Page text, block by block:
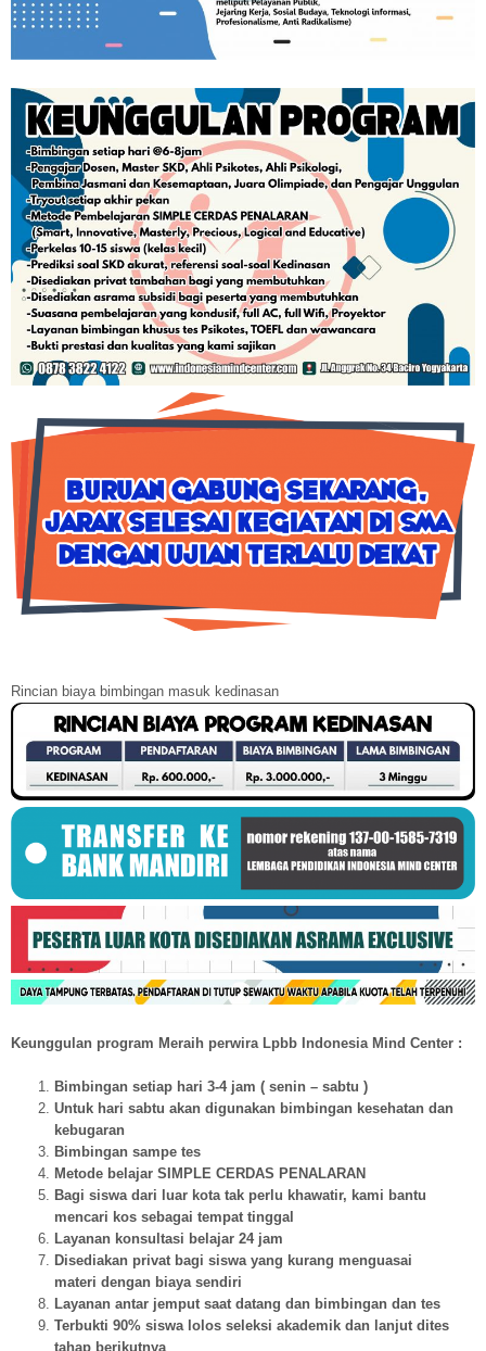
Rincian biaya bimbingan masuk kedinasan
Keunggulan program Meraih perwira Lpbb Indonesia Mind Center :
Bimbingan setiap hari 3-4 jam ( senin – sabtu )
Untuk hari sabtu akan digunakan bimbingan kesehatan dan
kebugaran
Bimbingan sampe tes
Metode belajar SIMPLE CERDAS PENALARAN
Bagi siswa dari luar kota tak perlu khawatir, kami bantu
mencari kos sebagai tempat tinggal
Layanan konsultasi belajar 24 jam
Disediakan privat bagi siswa yang kurang menguasai
materi dengan biaya sendiri
Layanan antar jemput saat datang dan bimbingan dan tes
Terbukti 90% siswa lolos seleksi akademik dan lanjut dites
tahap berikutnya